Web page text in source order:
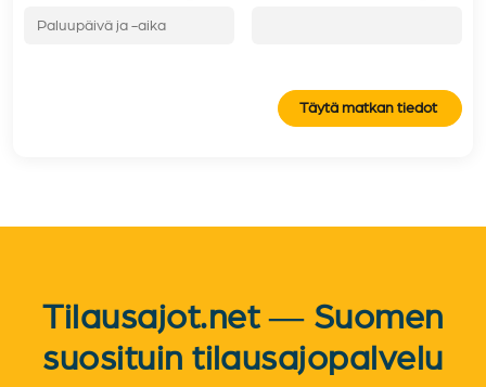
Täytä matkan tiedot
Tilausajot.net — Suomen
suosituin tilausajopalvelu